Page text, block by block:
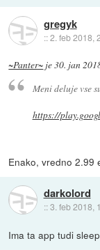
gregyk
::2. feb 2018,
~Panter~ je30. jan
Meni deluje vse
https://
Enako, vredno 2.99
darkolord
::3. feb 2018,
Ima ta app tudi